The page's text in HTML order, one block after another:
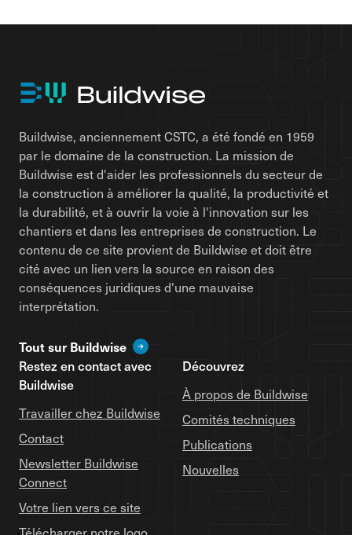
Buildwise, anciennement CSTC, a été fondé en 1959
par le domaine de la construction. La mission de
Buildwise est d'aider les professionnels du secteur de
la construction à améliorer la qualité, la productivité et
la durabilité, et à ouvrir la voie à l'innovation sur les
chantiers et dans les entreprises de construction. Le
contenu de ce site provient de Buildwise et doit être
cité avec un lien vers la source en raison des
conséquences juridiques d'une mauvaise
interprétation.
Tout sur Buildwise
Restez en contact avec
Buildwise
Travailler chez Buildwise
Contact
Newsletter Buildwise
Connect
Votre lien vers ce site
Découvrez
À propos de Buildwise
Comités techniques
Publications
Nouvelles